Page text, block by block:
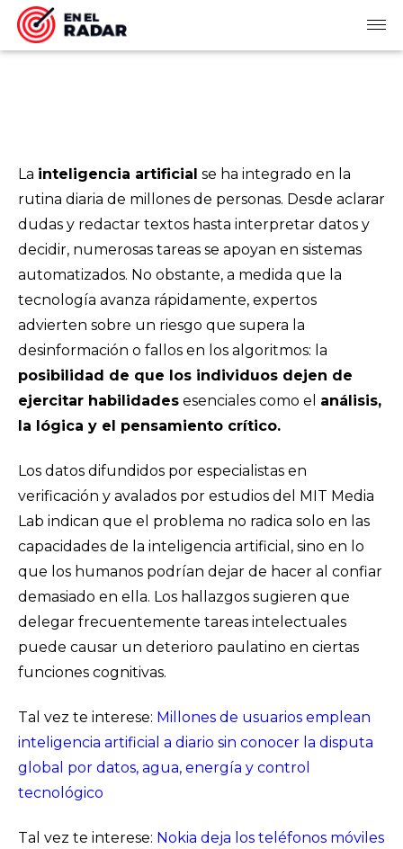
La inteligencia artificial se ha integrado en la
rutina diaria de millones de personas. Desde aclarar
dudas y redactar textos hasta interpretar datos y
decidir, numerosas tareas se apoyan en sistemas
automatizados. No obstante, a medida que la
tecnología avanza rápidamente, expertos
advierten sobre un riesgo que supera la
desinformación o fallos en los algoritmos: la
posibilidad de que los individuos dejen de
ejercitar habilidades esenciales como el análisis,
la lógica y el pensamiento crítico.
Los datos difundidos por especialistas en
verificación y avalados por estudios del MIT Media
Lab indican que el problema no radica solo en las
capacidades de la inteligencia artificial, sino en lo
que los humanos podrían dejar de hacer al confiar
demasiado en ella. Los hallazgos sugieren que
delegar frecuentemente tareas intelectuales
puede causar un deterioro paulatino en ciertas
funciones cognitivas.
Tal vez te interese: Millones de usuarios emplean
inteligencia artificial a diario sin conocer la disputa
global por datos, agua, energía y control
tecnológico
Tal vez te interese: Nokia deja los teléfonos móviles